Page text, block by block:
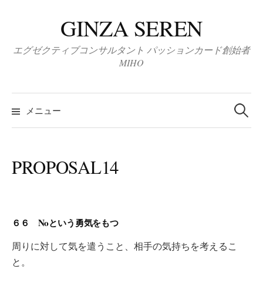
ン
キ
GINZA SEREN
エグゼクティブコンサルタント パッションカード創始者
MIHO
メニュー
検
索:
PROPOSAL14
６６ Noという勇気をもつ
周りに対して気を遣うこと、相手の気持ちを考えるこ
と。